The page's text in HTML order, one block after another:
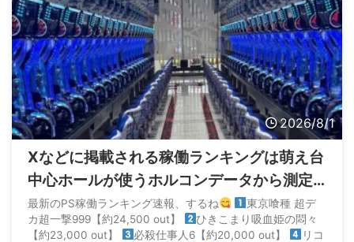
2026/8/1
Xなどに掲載される稼働ランキングは萌え台
中心ホールが使うホルコンデータから測定
されてるから参考にならないらしい
最新のPS稼働ランキング速報、するね
東京喰種 超デ
カ超一撃999【約24,500 out】
ひきこまり吸血姫の悶々
【約23,000 out】
必殺仕事人6【約20,000 out】
リコ